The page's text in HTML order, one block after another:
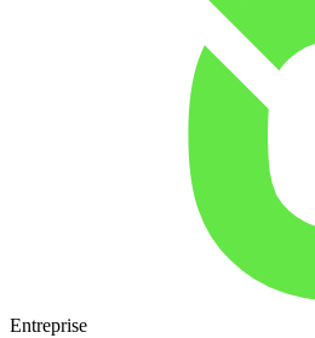
Entreprise